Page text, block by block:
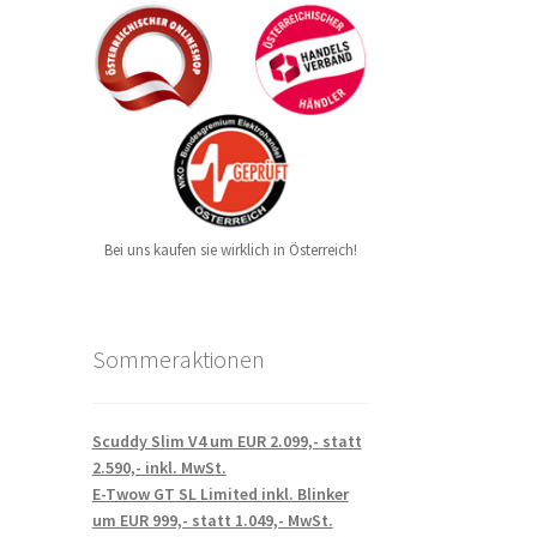
Bei uns kaufen sie wirklich in Österreich!
Sommeraktionen
Scuddy Slim V4 um EUR 2.099,- statt
2.590,- inkl. MwSt.
E-Twow GT SL Limited inkl. Blinker
um EUR 999,- statt 1.049,- MwSt.